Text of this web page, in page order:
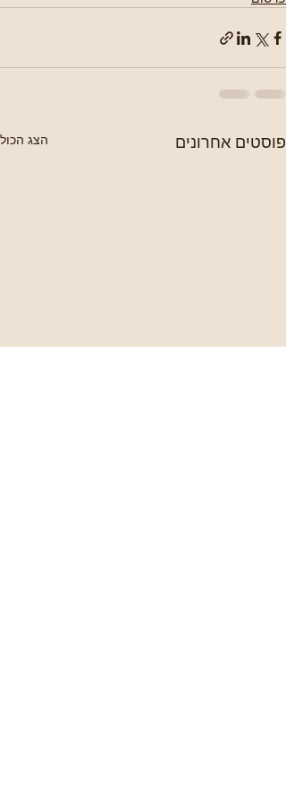
פוסטים אחרונים הצג הכול